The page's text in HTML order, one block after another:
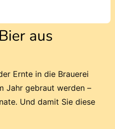
aus
Ernte in die Brauerei
Jahr gebraut werden –
Und damit Sie diese